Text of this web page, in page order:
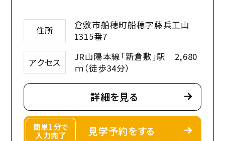
住所
倉敷市船穂町船穂字藤兵工山
1315番7
アクセス
JR山陽本線「新倉敷」駅 2,680
ｍ（徒歩34分）
詳細を見る
簡単1分で
入力完了
見学予約をする